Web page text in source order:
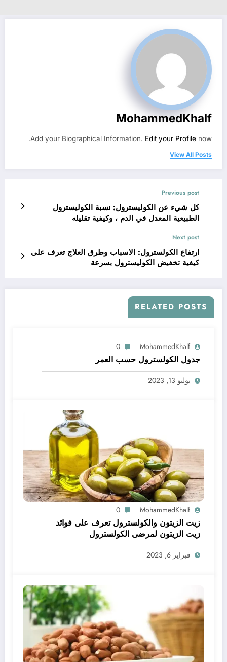
MohammedKhalf
Add your Biographical Information. Edit your Profile now.
View All Posts
Previous post
كل شيء عن الكوليسترول: نسبة الكوليسترول
الطبيعية المعدل في الدم ، وكيفية تقليله
Next post
ارتفاع الكولسترول: الاسباب وطرق العلاج تعرف على
كيفية تخفيض الكوليسترول بسرعة
RELATED POSTS
MohammedKhalf
0
جدول الكولسترول حسب العمر
يوليو 13, 2023
MohammedKhalf
0
زيت الزيتون والكولسترول تعرف على فوائد
زيت الزيتون لمرضى الكولسترول
فبراير 6, 2023